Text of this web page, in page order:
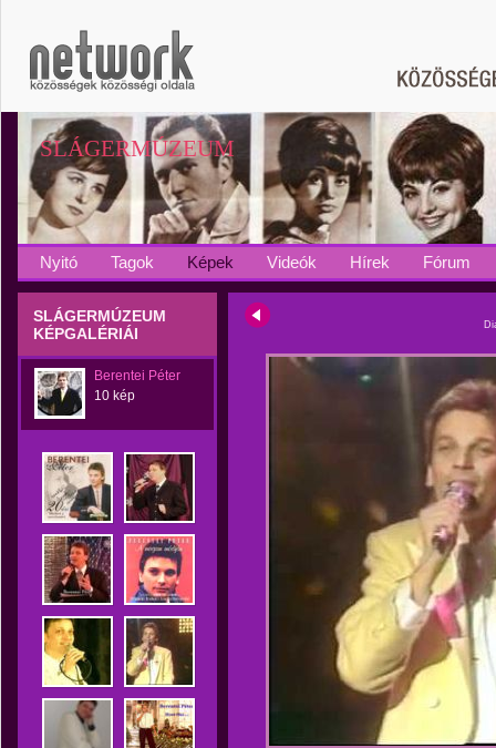
SLÁGERMÚZEUM
Nyitó Tagok Képek Videók Hírek Fórum
SLÁGERMÚZEUM
KÉPGALÉRIÁI
Berentei Péter
10 kép